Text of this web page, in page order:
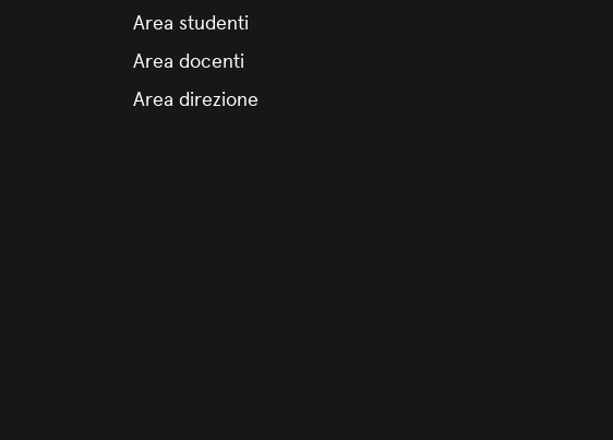
Area studenti
Area docenti
Area direzione